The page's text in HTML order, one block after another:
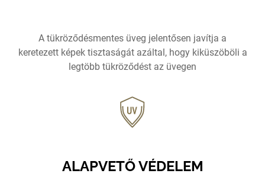
A tükröződésmentes üveg jelentősen javítja a
keretezett képek tisztaságát azáltal, hogy kiküszöböli a
legtöbb tükröződést az üvegen
ALAPVETŐ VÉDELEM